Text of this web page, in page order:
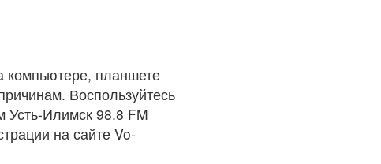
компьютере, планшете
Воспользуйтесь
Усть-Илимск 98.8 FM
на сайте Vo-